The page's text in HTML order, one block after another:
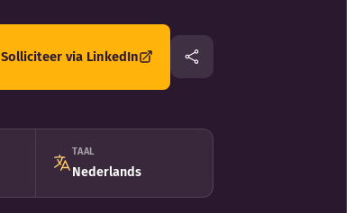
Solliciteer via LinkedIn
TAAL
Nederlands